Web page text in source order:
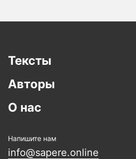
Тексты
Авторы
О нас
Напишите нам
info@sapere.online